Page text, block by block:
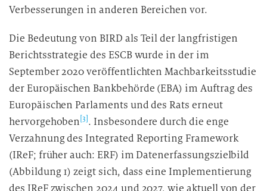
Verbesserungen in anderen Bereichen vor.
Die Bedeutung von BIRD als Teil der langfristigen
Berichtsstrategie des ESCB wurde in der im
September 2020 veröffentlichten Machbarkeitsstudie
der Europäischen Bankbehörde (EBA) im Auftrag des
Europäischen Parlaments und des Rats erneut
hervorgehoben [3] . Insbesondere durch die enge
Verzahnung des Integrated Reporting Framework
(IReF; früher auch: ERF) im Datenerfassungszielbild
(Abbildung 1) zeigt sich, dass eine Implementierung
des IReF zwischen 2024 und 2027, wie aktuell von der